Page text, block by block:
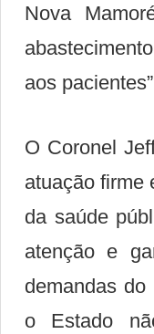
Nova
aos
O Coronel
atuação firme
da saúde
atenção e
demandas do
o Estado